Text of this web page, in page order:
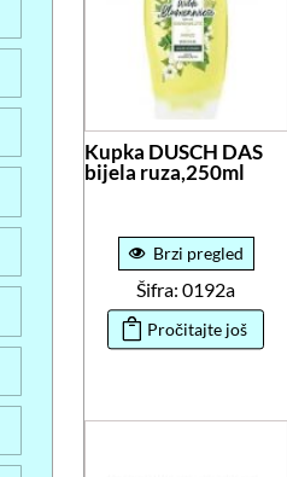
Kupka DUSCH DAS
bijela ruza,250ml
Brzi pregled
Šifra: 0192a
Pročitajte još